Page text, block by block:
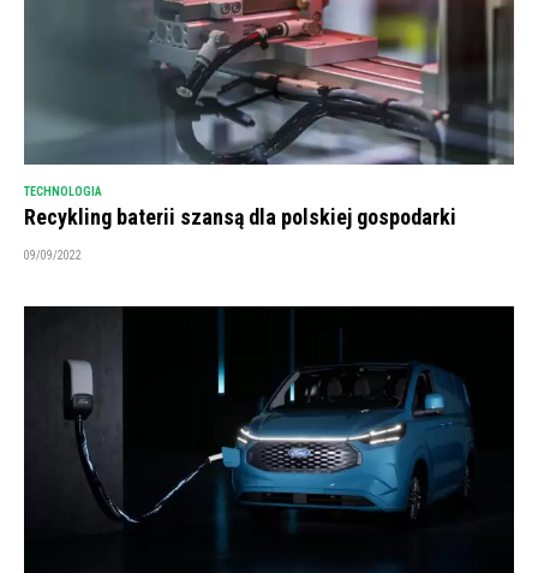
TECHNOLOGIA
Recykling baterii szansą dla polskiej gospodarki
09/09/2022